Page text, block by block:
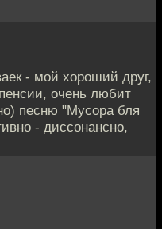
- мой хороший друг,
очень любит
песню "Мусора бля
- диссонансно,